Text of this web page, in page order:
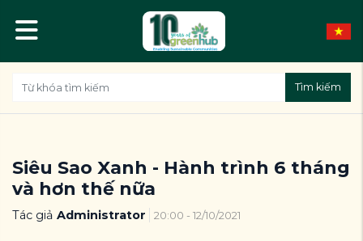
Tìm kiếm
Siêu Sao Xanh - Hành trình 6 tháng
và hơn thế nữa
Tác giả Administrator 20:00 - 12/10/2021